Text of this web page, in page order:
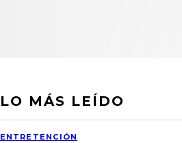
LO MÁS LEÍDO
ENTRETENCIÓN